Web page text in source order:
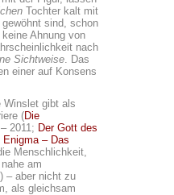
Tochter kalt mit
sind, schon
Ahnung von
nach
Sichtweise. Das
einer auf Konsens
Winslet gibt als
(Die
– 2011; Der Gott des
Enigma – Das
Menschlichkeit,
am
– aber nicht zu
als gleichsam